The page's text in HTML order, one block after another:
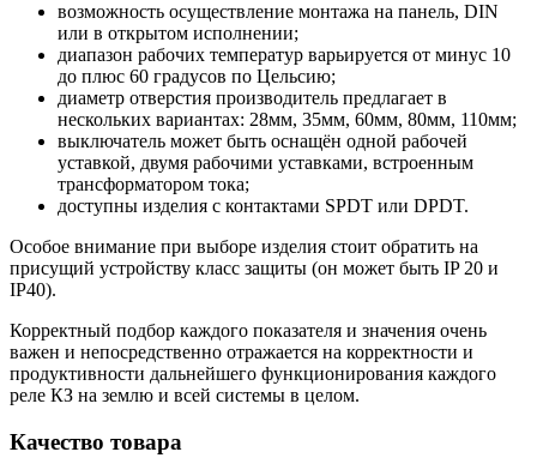
возможность осуществление монтажа на панель, DIN
или в открытом исполнении;
диапазон рабочих температур варьируется от минус 10
до плюс 60 градусов по Цельсию;
диаметр отверстия производитель предлагает в
нескольких вариантах: 28мм, 35мм, 60мм, 80мм, 110мм;
выключатель может быть оснащён одной рабочей
уставкой, двумя рабочими уставками, встроенным
трансформатором тока;
доступны изделия с контактами SPDT или DPDT.
Особое внимание при выборе изделия стоит обратить на
присущий устройству класс защиты (он может быть IP 20 и
IP40).
Корректный подбор каждого показателя и значения очень
важен и непосредственно отражается на корректности и
продуктивности дальнейшего функционирования каждого
реле КЗ на землю и всей системы в целом.
Качество товара